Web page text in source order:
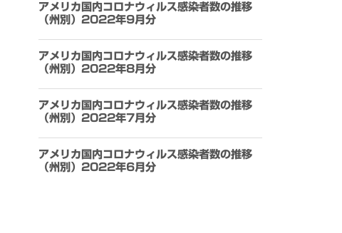
アメリカ国内コロナウィルス感染者数の推移
（州別）2022年9月分
アメリカ国内コロナウィルス感染者数の推移
（州別）2022年8月分
アメリカ国内コロナウィルス感染者数の推移
（州別）2022年7月分
アメリカ国内コロナウィルス感染者数の推移
（州別）2022年6月分